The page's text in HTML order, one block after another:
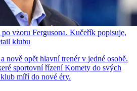
vzoru Fergusona. Kučeřík popisuje,
klubu
nově opět hlavní trenér v jedné osobě.
sportovní řízení Komety do svých
míří do nové éry.